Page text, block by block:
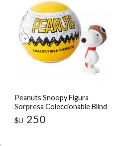
Peanuts Snoopy Figura
Sorpresa Coleccionable Blind
Capsule
$U 250